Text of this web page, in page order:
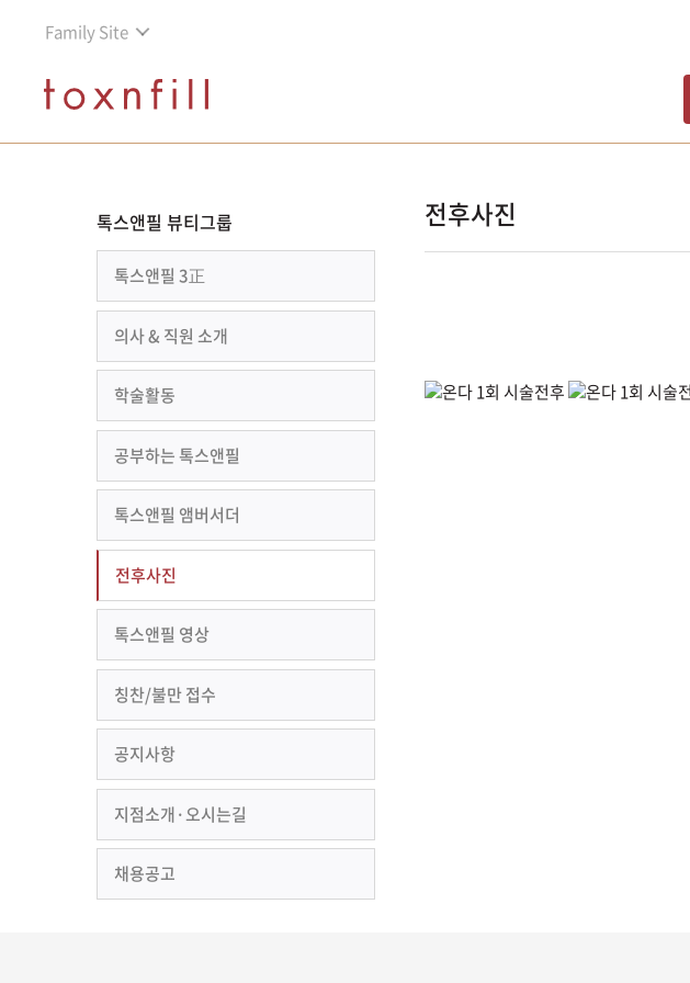
Family Site
톡스앤필 뷰티그룹
톡스앤필 3正
의사 & 직원 소개
학술활동
공부하는 톡스앤필
톡스앤필 앰버서더
전후사진
톡스앤필 영상
칭찬/불만 접수
공지사항
지점소개·오시는길
채용공고
전후사진